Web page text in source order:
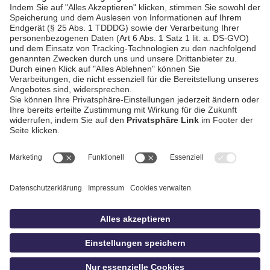
AGB / Gewinnspiele
Datenschutz
Impressum
idowa
Privatsphäre